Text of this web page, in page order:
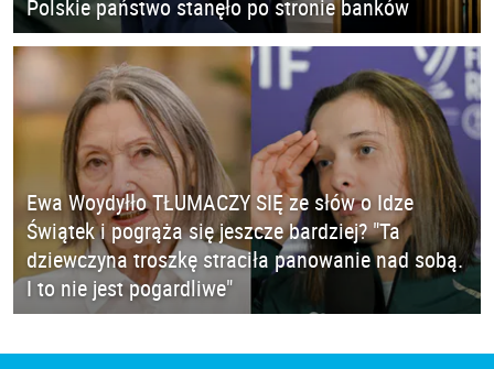
Polskie państwo stanęło po stronie banków
Ewa Woydyłło TŁUMACZY SIĘ ze słów o Idze
Świątek i pogrąża się jeszcze bardziej? "Ta
dziewczyna troszkę straciła panowanie nad sobą.
I to nie jest pogardliwe"